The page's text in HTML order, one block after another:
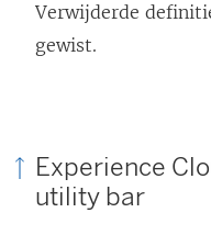
Verwijderde
gewist.
Experience
utility bar